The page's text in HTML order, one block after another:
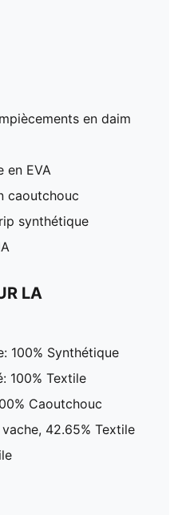
en daim
en EVA
caoutchouc
synthétique
LA
100% Synthétique
100% Textile
Caoutchouc
42.65% Textile